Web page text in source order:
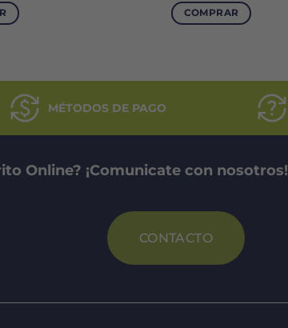
original
era:
COMPRAR
MÉTODOS DE PAGO
Online? ¡Comunicate con nosotros!
CONTACTO